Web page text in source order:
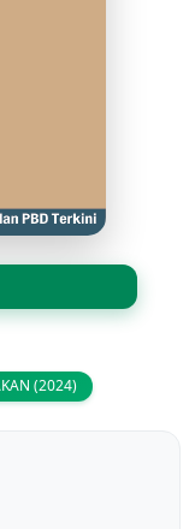
(2024)